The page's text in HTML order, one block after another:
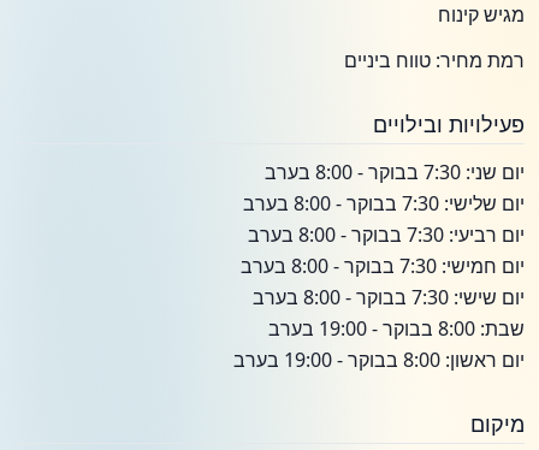
מגיש קינוח
רמת מחיר: טווח ביניים
פעילויות ובילויים
יום שני: 7:30 בבוקר - 8:00 בערב
יום שלישי: 7:30 בבוקר - 8:00 בערב
יום רביעי: 7:30 בבוקר - 8:00 בערב
יום חמישי: 7:30 בבוקר - 8:00 בערב
יום שישי: 7:30 בבוקר - 8:00 בערב
שבת: 8:00 בבוקר - 19:00 בערב
יום ראשון: 8:00 בבוקר - 19:00 בערב
מיקום